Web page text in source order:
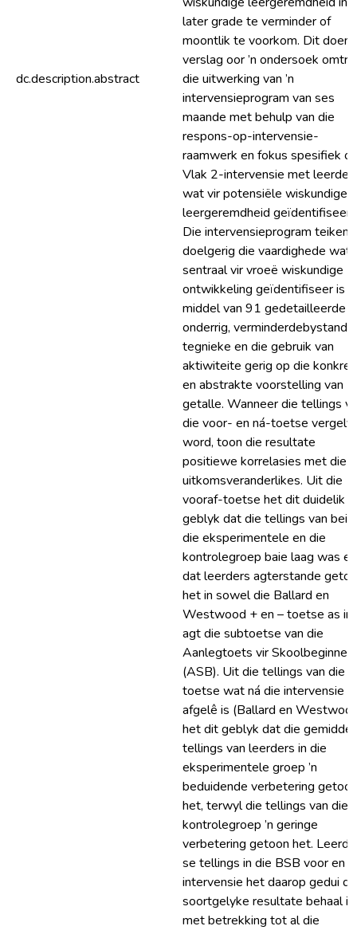
dc.description.abstract
later grade te verminder of
moontlik te voorkom. Dit doen
verslag oor ’n ondersoek
die uitwerking van ’n
intervensieprogram van ses
maande met behulp van die
respons-op-intervensie-
raamwerk en fokus spesifiek
Vlak 2-intervensie met
wat vir potensiële wiskundige
leergeremdheid geïdentifiseer
Die intervensieprogram teiken
doelgerig die vaardighede wat
sentraal vir vroeë wiskundige
ontwikkeling geïdentifiseer is
middel van 91 gedetailleerde
onderrig, verminderdebystand-
tegnieke en die gebruik van
aktiwiteite gerig op die
en abstrakte voorstelling van
getalle. Wanneer die tellings
die voor- en ná-toetse
word, toon die resultate
positiewe korrelasies met die
uitkomsveranderlikes. Uit die
vooraf-toetse het dit duidelik
geblyk dat die tellings van
die eksperimentele en die
kontrolegroep baie laag was en
dat leerders agterstande
het in sowel die Ballard en
Westwood + en – toetse as in
agt die subtoetse van die
Aanlegtoets vir Skoolbeginners
(ASB). Uit die tellings van die
toetse wat ná die intervensie
afgelê is (Ballard en
het dit geblyk dat die
tellings van leerders in die
eksperimentele groep ’n
beduidende verbetering getoon
het, terwyl die tellings van die
kontrolegroep ’n geringe
verbetering getoon het.
se tellings in die BSB voor en
intervensie het daarop gedui
soortgelyke resultate behaal is
met betrekking tot al die